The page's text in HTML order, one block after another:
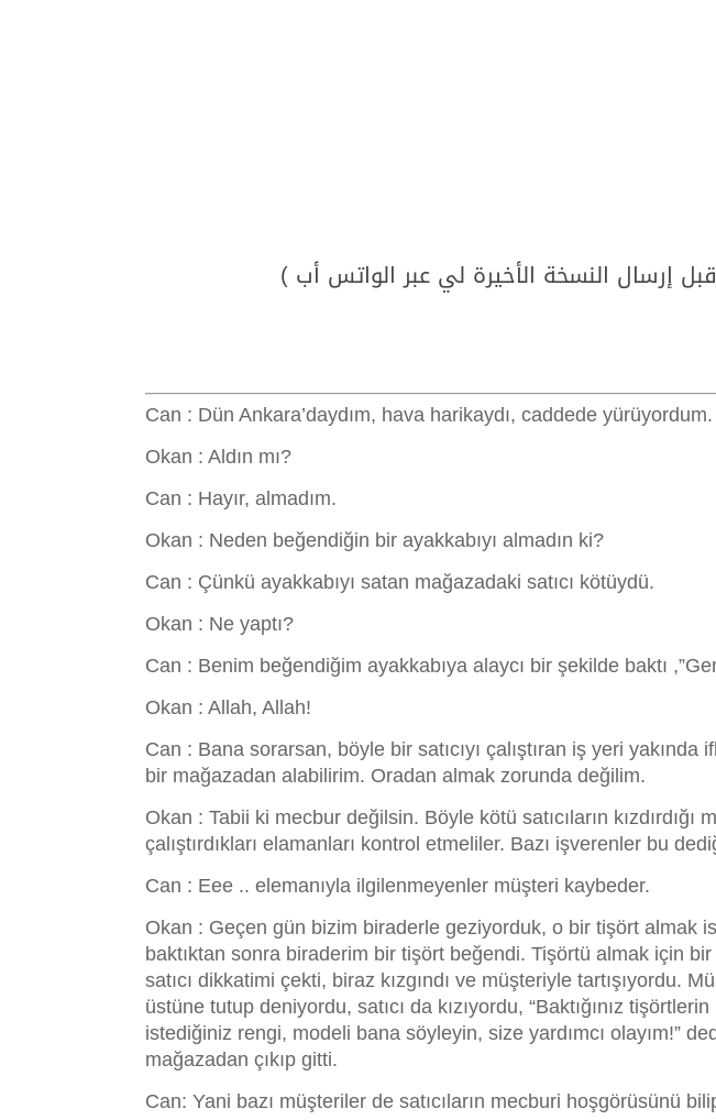
إرسال النسخة الأخيرة لي عبر الواتس أب )
Can : Dün Ankara’daydım, hava harikaydı, caddede
Okan : Aldın mı?
Can : Hayır, almadım.
Okan : Neden beğendiğin bir ayakkabıyı almadın ki?
Can : Çünkü ayakkabıyı satan mağazadaki satıcı kötüydü.
Okan : Ne yaptı?
Can : Benim beğendiğim ayakkabıya alaycı bir şekilde baktı
Okan : Allah, Allah!
Can : Bana sorarsan, böyle bir satıcıyı çalıştıran iş yeri
bir mağazadan alabilirim. Oradan almak zorunda değilim.
Okan : Tabii ki mecbur değilsin. Böyle kötü satıcıların
çalıştırdıkları elamanları kontrol etmeliler. Bazı işverenler bu
Can : Eee .. elemanıyla ilgilenmeyenler müşteri kaybeder.
Okan : Geçen gün bizim biraderle geziyorduk, o bir tişört almak
baktıktan sonra biraderim bir tişört beğendi. Tişörtü almak için
satıcı dikkatimi çekti, biraz kızgındı ve müşteriyle
üstüne tutup deniyordu, satıcı da kızıyordu, “Baktığınız
istediğiniz rengi, modeli bana söyleyin, size yardımcı olayım!”
mağazadan çıkıp gitti.
Can: Yani bazı müşteriler de satıcıların mecburi hoşgörüsünü